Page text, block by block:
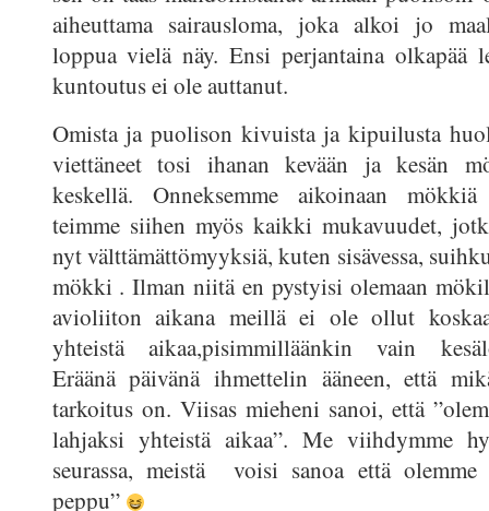
aiheuttama sairausloma, joka alkoi jo
loppua vielä näy. Ensi perjantaina olkapää
kuntoutus ei ole auttanut.
Omista ja puolison kivuista ja kipuilusta
viettäneet tosi ihanan kevään ja kesän
keskellä. Onneksemme aikoinaan mökkiä
teimme siihen myös kaikki mukavuudet,
nyt välttämättömyyksiä, kuten sisävessa,
mökki . Ilman niitä en pystyisi olemaan
avioliiton aikana meillä ei ole ollut
yhteistä aikaa,pisimmilläänkin vain
Eräänä päivänä ihmettelin ääneen, että
tarkoitus on. Viisas mieheni sanoi, että
lahjaksi yhteistä aikaa”. Me viihdymme
seurassa, meistä voisi sanoa että
peppu”